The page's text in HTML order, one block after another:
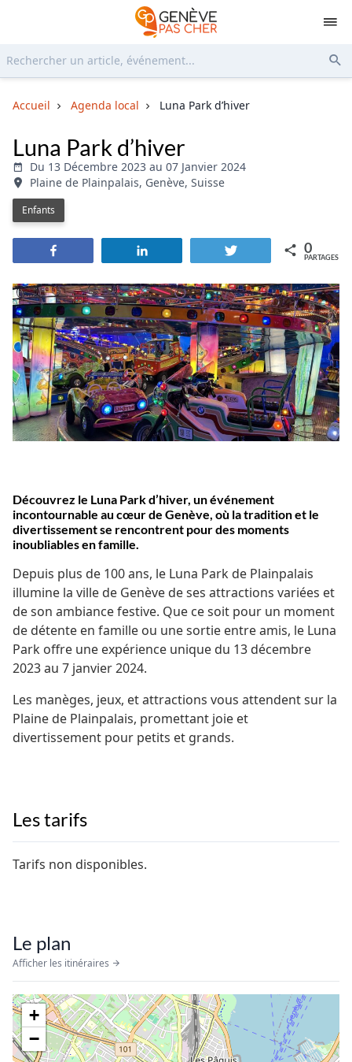
Accueil Agenda local Luna Park d’hiver
Luna Park d’hiver
Du 13 Décembre 2023 au 07 Janvier 2024
Plaine de Plainpalais, Genève, Suisse
Enfants
Tweetez 0
PARTAGES
Découvrez le Luna Park d’hiver, un événement
incontournable au cœur de Genève, où la tradition et le
divertissement se rencontrent pour des moments
inoubliables en famille.
Depuis plus de 100 ans, le Luna Park de Plainpalais
illumine la ville de Genève de ses attractions variées et
de son ambiance festive. Que ce soit pour un moment
de détente en famille ou une sortie entre amis, le Luna
Park offre une expérience unique du 13 décembre
2023 au 7 janvier 2024.
Les manèges, jeux, et attractions vous attendent sur la
Plaine de Plainpalais, promettant joie et
divertissement pour petits et grands.
Les tarifs
Tarifs non disponibles.
Le plan
Afficher les itinéraires
+
−